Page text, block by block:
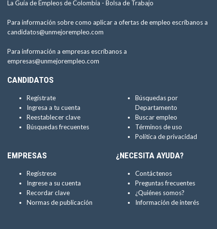
La Guía de Empleos de Colombia - Bolsa de Trabajo
Para información sobre como aplicar a ofertas de empleo escríbanos a
candidatos@unmejorempleo.com
Para información a empresas escríbanos a
empresas@unmejorempleo.com
CANDIDATOS
Regístrate
Ingresa a tu cuenta
Reestablecer clave
Búsquedas frecuentes
Búsquedas por
Departamento
Buscar empleo
Términos de uso
Política de privacidad
EMPRESAS
Regístrese
Ingrese a su cuenta
Recordar clave
Normas de publicación
¿NECESITA AYUDA?
Contáctenos
Preguntas frecuentes
¿Quiénes somos?
Información de interés